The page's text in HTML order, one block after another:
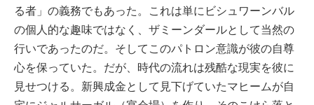
る者」の義務でもあった。これは単にビシュワーンバル
の個人的な趣味ではなく、ザミーンダールとして当然の
行いであったのだ。そしてこのパトロン意識が彼の自尊
心を保っていた。だが、時代の流れは残酷な現実を彼に
見せつける。新興成金として見下げていたマヒームが自